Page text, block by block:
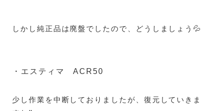
しかし純正品は廃盤でしたので、どうしましょう💦
・エスティマ ACR50
少し作業を中断しておりましたが、復元していきま